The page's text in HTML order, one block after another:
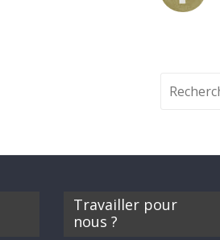
Travailler pour
nous ?